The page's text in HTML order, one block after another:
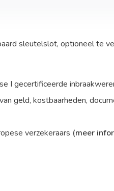
sleutelslot, optioneel te
I gecertificeerde
geld, kostbaarheden,
verzekeraars (meer